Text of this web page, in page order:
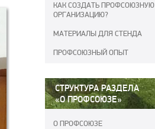
КАК СОЗДАТЬ ПРОФСОЮЗНУЮ
ОРГАНИЗАЦИЮ?
МАТЕРИАЛЫ ДЛЯ СТЕНДА
ПРОФСОЮЗНЫЙ ОПЫТ
СТРУКТУРА РАЗДЕЛА
«О ПРОФСОЮЗЕ»
О ПРОФСОЮЗЕ